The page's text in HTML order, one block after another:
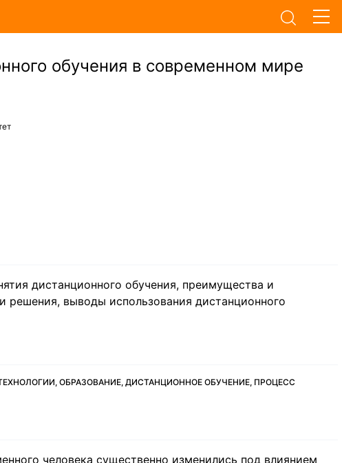
обучения в современном мире
дистанционного обучения, преимущества и
решения, выводы использования дистанционного
ОБРАЗОВАНИЕ, ДИСТАНЦИОННОЕ ОБУЧЕНИЕ, ПРОЦЕСС
человека существенно изменились под влиянием